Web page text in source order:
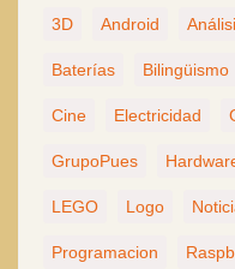
3D Android
Baterías Bilingüismo
Cine Electricidad
GrupoPues
LEGO Logo
Programacion